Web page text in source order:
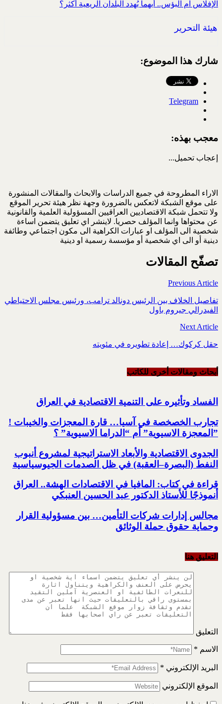
الإفلاس ام البؤس.. أيهما يُهدد البلدان الريعية أكثر؟
هيئة التحرير
شارك هذا الموضوع:
Telegram
معجب بهذه:
إعجاب تحميل...
الاراء المطروحة في جميع الدراسات والابحاث والمقالات المنشورة
على موقع الشبكة لاتعكس بالضرورة وجهة نظر هيئة تحرير الموقع
ولا تتحمل شبكة الاقتصاديين العراقيين المسؤولية العلمية والقانونية
عن محتواها وانما المؤلف حصريا. لاينشر اي تعليق يتضمن اساءة
شخصية الى المؤلف او عبارات الكراهية الى مكون اجتماعي وطائفة
دينية أو الى اي شخصية أو مؤسسة رسمية او دينية
تصفّح المقالات
Previous Article
تفاصيل الخلاف بين الرئيس دونالد ترامب، ورئيس مجلس الاحتياطي
الفيدرالي جيروم باول
Next Article
حقل كركوك… إعادة تطويره في مئويته
أبحاث ومقالات أخرى للکاتب
الفساد وتأثيره على التنمية الاقتصادية في العراق
تجارب الخصخصة في آسيا… قارة المعجزات والخيبات !‏
‏”المعجزة الاسيوية” أم “الدراما الاسيوية” ؟‏
الجدوى الاقتصادية والأبعاد الاستراتيجية لمشروع أنبوب
النفط (البصرة–العقبة) ‏في ظل الصدمات الجيوسياسية
قراءة في كتاب: المافيا في الاقتصادات الهشة.. العراق
أنموذجًا للأستاذ الدكتور عبد الحسين العنبكي
مجالس إدارات شركات التأمين… بين مسؤولية القرار
وحماية حقوق حملة الوثائق
التعليق هنا
التعليق
الاسم *
البريد الإلكتروني *
الموقع الإلكتروني